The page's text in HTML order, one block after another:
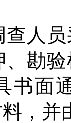
员
勘
书面
，并